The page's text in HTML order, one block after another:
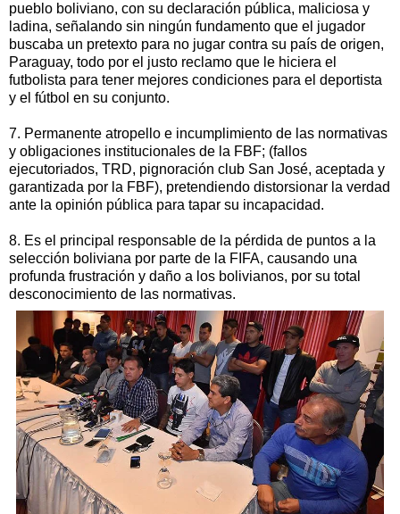
pueblo boliviano, con su declaración pública, maliciosa y
ladina, señalando sin ningún fundamento que el jugador
buscaba un pretexto para no jugar contra su país de origen,
Paraguay, todo por el justo reclamo que le hiciera el
futbolista para tener mejores condiciones para el deportista
y el fútbol en su conjunto.
7. Permanente atropello e incumplimiento de las normativas
y obligaciones institucionales de la FBF; (fallos
ejecutoriados, TRD, pignoración club San José, aceptada y
garantizada por la FBF), pretendiendo distorsionar la verdad
ante la opinión pública para tapar su incapacidad.
8. Es el principal responsable de la pérdida de puntos a la
selección boliviana por parte de la FIFA, causando una
profunda frustración y daño a los bolivianos, por su total
desconocimiento de las normativas.